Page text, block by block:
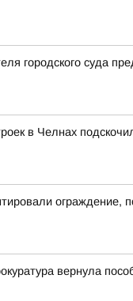
городского суда
в Челнах
ограждение,
вернула